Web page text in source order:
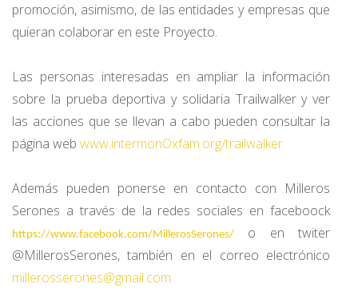
promoción, asimismo, de las entidades y empresas que
quieran colaborar en este Proyecto.
Las personas interesadas en ampliar la información
sobre la prueba deportiva y solidaria Trailwalker y ver
las acciones que se llevan a cabo pueden consultar la
página web www.intermonOxfam.org/trailwalker
Además pueden ponerse en contacto con Milleros
Serones a través de la redes sociales en faceboock
https://www.facebook.com/MillerosSerones/
o en twiter
@MillerosSerones, también en el correo electrónico
millerosserones@gmail.com